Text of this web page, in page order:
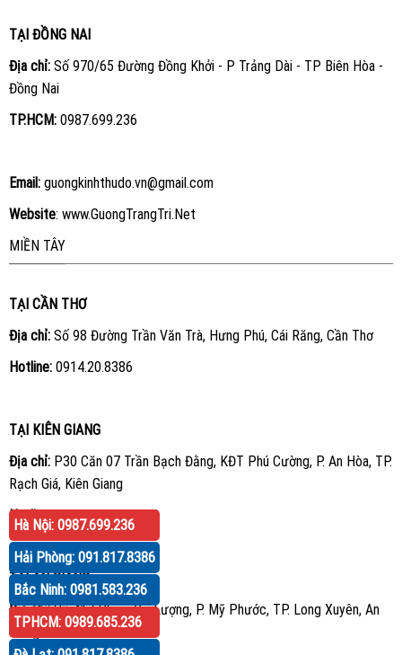
TẠI ĐỒNG NAI
Địa chỉ:Số 970/65 Đường Đồng Khởi - P Trảng Dài - TP Biên Hòa -
Đồng Nai
TP.HCM: 0987.699.236
Email:guongkinhthudo.vn@gmail.com
Website: www.GuongTrangTri.Net
MIỀN TÂY
TẠI CẦN THƠ
Địa chỉ:Số 98 Đường Trần Văn Trà, Hưng Phú, Cái Răng, Cần Thơ
Hotline: 0914.20.8386
TẠI KIÊN GIANG
Địa chỉ:P30 Căn 07 Trần Bạch Đằng, KĐT Phú Cường, P. An Hòa, TP.
Rạch Giá, Kiên Giang
Hotline: 0914.20.8386
TẠI AN GIANG
Địa chỉ:Số 417 Phạm Cự Lượng, P. Mỹ Phước, TP. Long Xuyên, An
Giang
Hà Nội: 0987.699.236
Hải Phòng: 091.817.8386
Bắc Ninh: 0981.583.236
TPHCM: 0989.685.236